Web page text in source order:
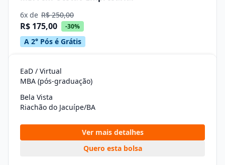
6x de R$ 250,00
R$ 175,00 -30%
A 2° Pós é Grátis
EaD / Virtual
MBA (pós-graduação)
Bela Vista
Riachão do Jacuípe/BA
Ver mais detalhes
Quero esta bolsa